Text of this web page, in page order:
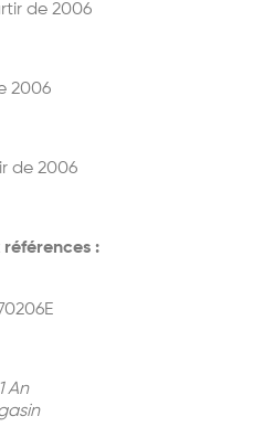
de 2006
2006
de 2006
:
An